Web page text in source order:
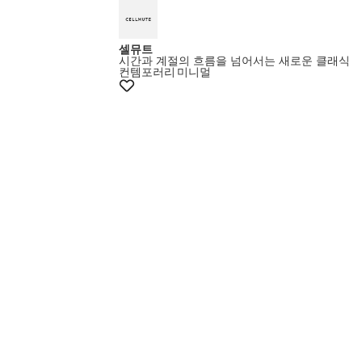
셀뮤트
시간과 계절의 흐름을 넘어서는 새로운 클래식
컨템포러리 미니멀